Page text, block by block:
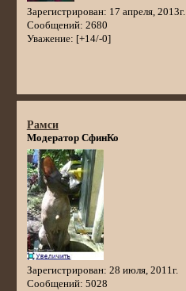
Зарегистрирован: 17 апреля, 2013г.
Сообщений: 2680
Уважение: [+14/-0]
Рамси
Модератор СфинКо
Зарегистрирован: 28 июля, 2011г.
Сообщений: 5028